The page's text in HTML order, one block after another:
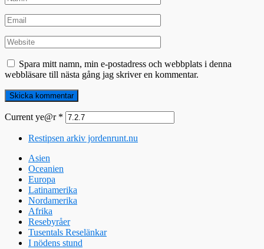
Spara mitt namn, min e-postadress och webbplats i denna
webbläsare till nästa gång jag skriver en kommentar.
Current ye@r *
Restipsen arkiv jordenrunt.nu
Asien
Oceanien
Europa
Latinamerika
Nordamerika
Afrika
Resebyråer
Tusentals Reselänkar
I nödens stund